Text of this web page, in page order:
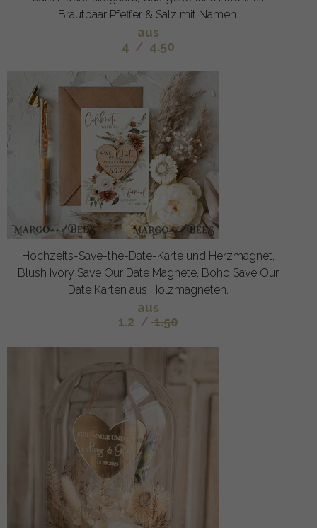
Brautpaar Pfeffer & Salz mit Namen.
aus
4 / 4.50
Hochzeits-Save-the-Date-Karte und Herzmagnet,
Blush Ivory Save Our Date Magnete, Boho Save Our
Date Karten aus Holzmagneten.
aus
1.2 / 1.50